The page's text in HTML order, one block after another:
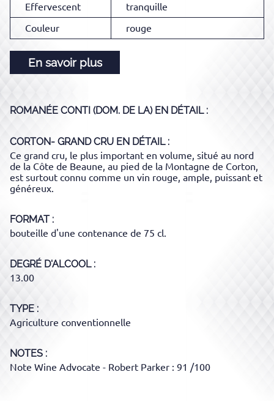
Effervescent
tranquille
Couleur
rouge
En savoir plus
ROMANÉE CONTI (DOM. DE LA)EN DÉTAIL :
CORTON- GRAND CRU EN DÉTAIL :
Ce grand cru, le plus important en volume, situé au nord
de la Côte de Beaune, au pied de la Montagne de Corton,
est surtout connu comme un vin rouge, ample, puissant et
généreux.
FORMAT
bouteille d'une contenance de 75 cl.
DEGRÉ D'ALCOOL
13.00
TYPE
Agriculture conventionnelle
NOTES :
Note Wine Advocate - Robert Parker : 91 /100